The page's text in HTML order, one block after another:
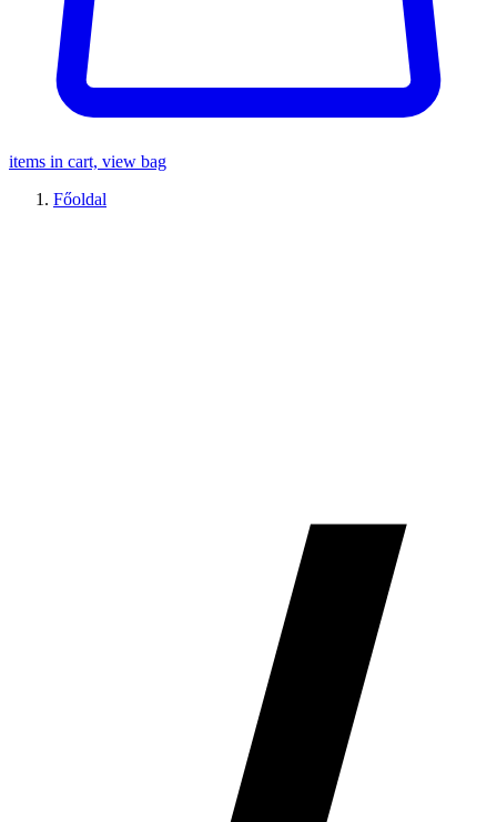
items in cart, view bag
Főoldal